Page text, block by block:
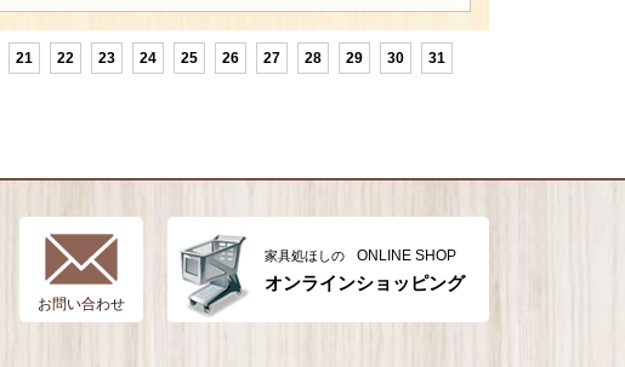
21 22 23 24 25 26 27 28 29 30
31
お問い合わせ
家具処ほしの ONLINE SHOP
オンラインショッピング